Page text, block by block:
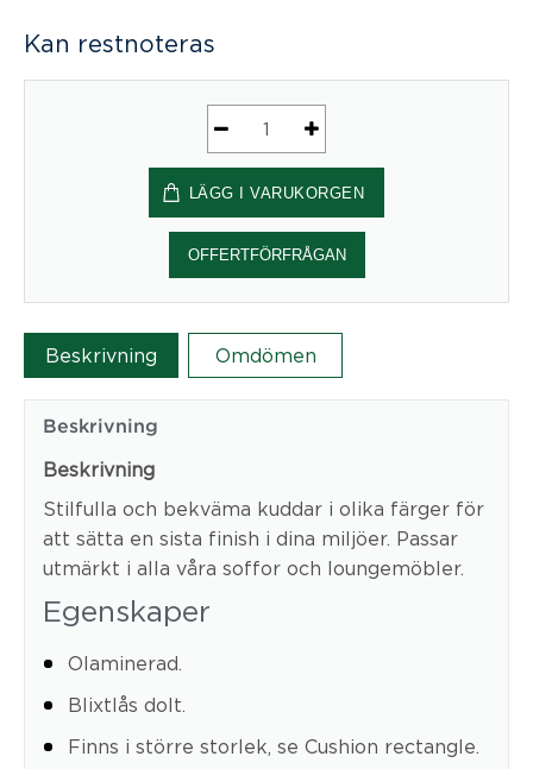
Kan restnoteras
Cushion
rectangle
mängd
LÄGG I VARUKORGEN
OFFERTFÖRFRÅGAN
Beskrivning Omdömen
Beskrivning
Beskrivning
Stilfulla och bekväma kuddar i olika färger för
att sätta en sista finish i dina miljöer. Passar
utmärkt i alla våra soffor och loungemöbler.
Egenskaper
Olaminerad.
Blixtlås dolt.
Finns i större storlek, se Cushion rectangle.